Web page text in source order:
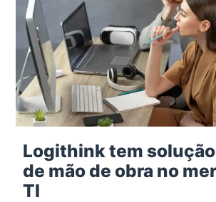
Logithink tem
de mão de obra no
TI